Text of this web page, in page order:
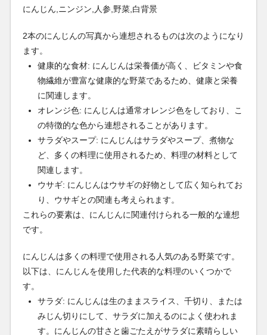
にんじん,ニンジン,人参,野菜,白背景
2本のにんじんの写真から連想されるものは次のようになり
ます。
健康的な食材: にんじんは栄養価が高く、ビタミンや食
物繊維が豊富な健康的な野菜であるため、健康と栄養
に関連します。
オレンジ色: にんじんは通常オレンジ色をしており、こ
の特徴的な色から連想されることがあります。
サラダやスープ: にんじんはサラダやスープ、煮物な
ど、多くの料理に使用されるため、料理の材料として
関連します。
ウサギ: にんじんはウサギの好物として広く知られてお
り、ウサギとの関連も考えられます。
これらの要素は、にんじんに関連付けられる一般的な連想
です。
にんじんは多くの料理で使用される人気のある野菜です。
以下は、にんじんを使用した代表的な料理のいくつかで
す。
サラダ: にんじんは生のままスライス、千切り、または
みじん切りにして、サラダに加えるのによく使われま
す。にんじんの甘さと歯ごたえがサラダに素晴らしい